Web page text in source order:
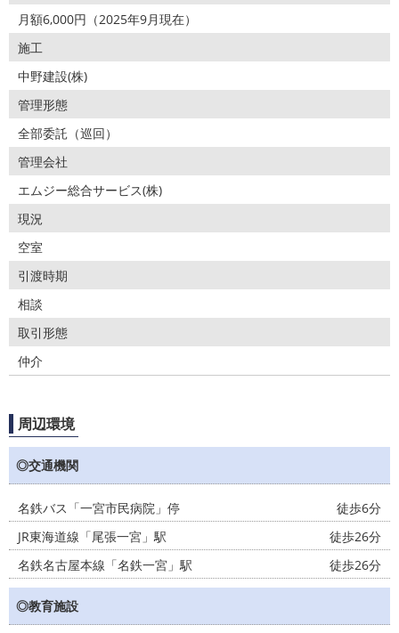
月額6,000円（2025年9月現在）
施工
中野建設(株)
管理形態
全部委託（巡回）
管理会社
エムジー総合サービス(株)
現況
空室
引渡時期
相談
取引形態
仲介
周辺環境
◎交通機関
名鉄バス「一宮市民病院」停
徒歩6分
JR東海道線「尾張一宮」駅
徒歩26分
名鉄名古屋本線「名鉄一宮」駅
徒歩26分
◎教育施設